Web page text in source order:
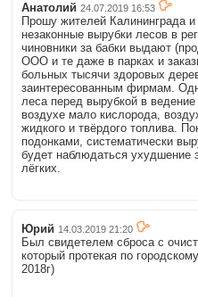
Анатолий 24.07.2019 16:53
Прошу жителей Калининграда и
незаконные вырубки лесов в
чиновники за бабки выдают
ООО и те даже в парках и
больных тысячи здоровых
заинтересованным фирмам.
леса перед вырубкой в
воздухе мало кислорода,
жидкого и твёрдого топлива.
подонками, систематически
будет наблюдаться ухудшение
лёгких.
Юрий 14.03.2019 21:20
Был свидетелем сброса с
который протекая по
2018г)